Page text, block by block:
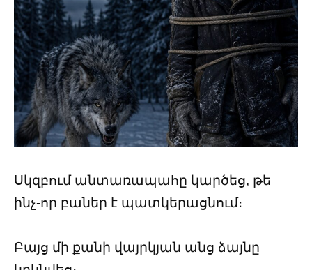
Սկզբում անտառապահը կարծեց, թե
ինչ-որ բաներ է պատկերացնում։
Բայց մի քանի վայրկյան անց ձայնը